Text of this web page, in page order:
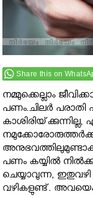
Share this on
നമ്മുക്കെല്ലാം
പണം.ചിലര്‍ പരാതി
കാശിരിയ്‌ക്കുന്നില്ല,
പണം കയ്യില്‍
ചെയ്യാവുന്ന,
വഴികളുണ്ട്‌.